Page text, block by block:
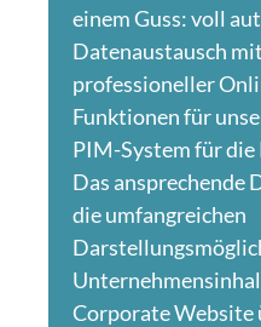
einem Guss: voll
Datenaustausch
professioneller
Funktionen für
PIM-System für
Das ansprechende
die umfangreichen
Corporate Website